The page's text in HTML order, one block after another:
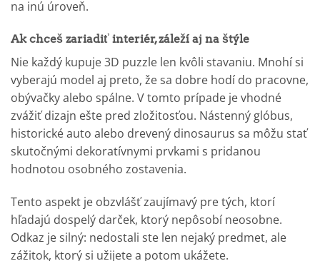
na inú úroveň.
Ak chceš zariadiť interiér, záleží aj na štýle
Nie každý kupuje 3D puzzle len kvôli stavaniu. Mnohí si
vyberajú model aj preto, že sa dobre hodí do pracovne,
obývačky alebo spálne. V tomto prípade je vhodné
zvážiť dizajn ešte pred zložitosťou. Nástenný glóbus,
historické auto alebo drevený dinosaurus sa môžu stať
skutočnými dekoratívnymi prvkami s pridanou
hodnotou osobného zostavenia.
Tento aspekt je obzvlášť zaujímavý pre tých, ktorí
hľadajú dospelý darček, ktorý nepôsobí neosobne.
Odkaz je silný: nedostali ste len nejaký predmet, ale
zážitok, ktorý si užijete a potom ukážete.